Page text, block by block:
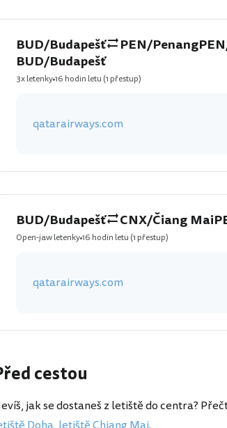
BUD/Budapešť PEN/Penang
BUD/Budapešť
3x letenky16 hodin letu (1 přestup)
qatarairways.com
BUD/Budapešť CNX/Čiang Mai
Open-jaw letenky16 hodin letu (1 přestup)
qatarairways.com
cestou
jak se dostaneš z letiště do centra?